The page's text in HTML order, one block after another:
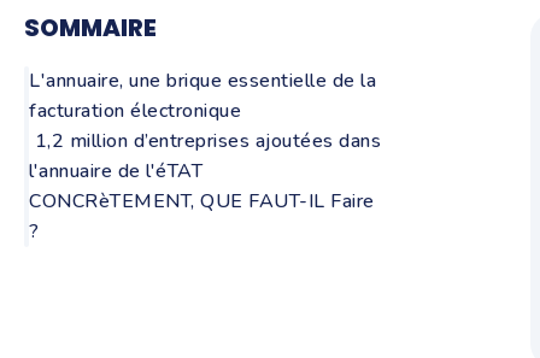
SOMMAIRE
L'annuaire, une brique essentielle de la
facturation électronique
1,2 million d’entreprises ajoutées dans
l'annuaire de l'éTAT
CONCRèTEMENT, QUE FAUT-IL Faire
?